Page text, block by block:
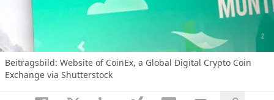
Beitragsbild: Website of CoinEx, a Global Digital Crypto Coin
Exchange via Shutterstock